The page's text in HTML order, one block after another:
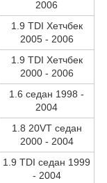
2006
1.9 TDI Хетчбек
2005 - 2006
1.9 TDI Хетчбек
2000 - 2006
1.6 седан 1998 -
2004
1.8 20VT седан
2000 - 2004
1.9 TDI седан 1999
- 2004